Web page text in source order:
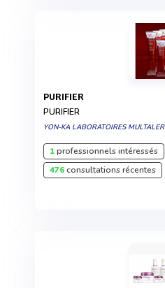
PURIFIER
PURIFIER
YON-KA LABORATOIRES MULTALER
1professionnels intéressés
476consultations récentes